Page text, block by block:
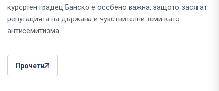
курортен градец Банско е особено важна, защото засягат
репутацията на държава и чувствителни теми като
антисемитизма
Прочети